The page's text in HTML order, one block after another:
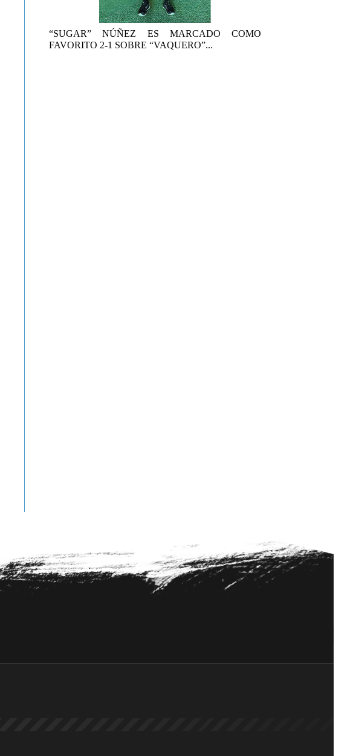
“SUGAR” NÚÑEZ ES MARCADO COMO
FAVORITO 2-1 SOBRE “VAQUERO”...